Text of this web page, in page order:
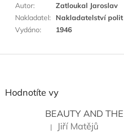
Autor:
Zatloukal Jaroslav
Nakladatel:
Nakladatelství polit
Vydáno: 1946
Z
Hodnotíte vy
BEAUTY AND
Hodnocení produktu je 5
| Jiří Matějů